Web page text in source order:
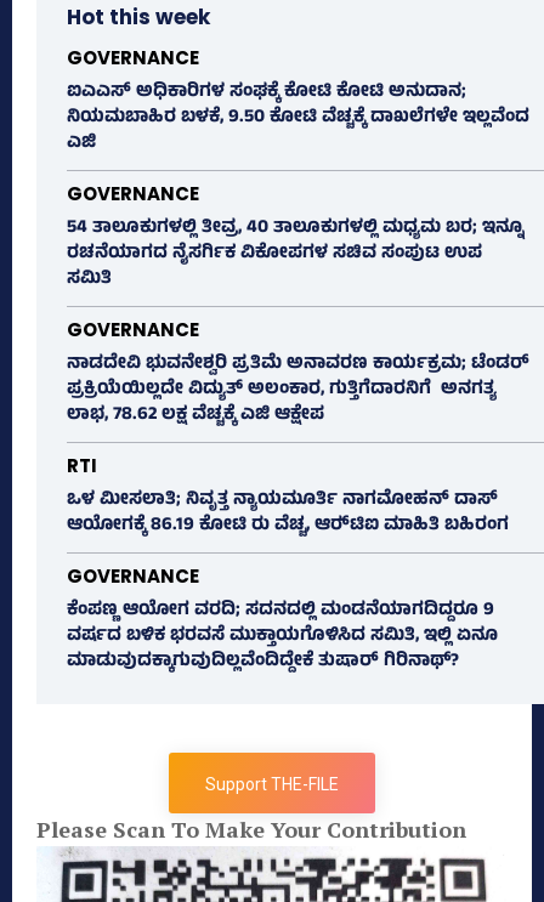
Hot this week
GOVERNANCE
ಐಎಎಸ್‌ ಅಧಿಕಾರಿಗಳ ಸಂಘಕ್ಕೆ ಕೋಟಿ ಕೋಟಿ ಅನುದಾನ;
ನಿಯಮಬಾಹಿರ ಬಳಕೆ, 9.50 ಕೋಟಿ ವೆಚ್ಚಕ್ಕೆ ದಾಖಲೆಗಳೇ ಇಲ್ಲವೆಂದ
ಎಜಿ
GOVERNANCE
54 ತಾಲೂಕುಗಳಲ್ಲಿ ತೀವ್ರ, 40 ತಾಲೂಕುಗಳಲ್ಲಿ ಮಧ್ಯಮ ಬರ; ಇನ್ನೂ
ರಚನೆಯಾಗದ ನೈಸರ್ಗಿಕ ವಿಕೋಪಗಳ ಸಚಿವ ಸಂಪುಟ ಉಪ
ಸಮಿತಿ
GOVERNANCE
ನಾಡದೇವಿ ಭುವನೇಶ್ವರಿ ಪ್ರತಿಮೆ ಅನಾವರಣ ಕಾರ್ಯಕ್ರಮ; ಟೆಂಡರ್
ಪ್ರಕ್ರಿಯೆಯಿಲ್ಲದೇ ವಿದ್ಯುತ್‌ ಅಲಂಕಾರ, ಗುತ್ತಿಗೆದಾರನಿಗೆ ಅನಗತ್ಯ
ಲಾಭ, 78.62 ಲಕ್ಷ ವೆಚ್ಚಕ್ಕೆ ಎಜಿ ಆಕ್ಷೇಪ
RTI
ಒಳ ಮೀಸಲಾತಿ; ನಿವೃತ್ತ ನ್ಯಾಯಮೂರ್ತಿ ನಾಗಮೋಹನ್ ದಾಸ್
ಆಯೋಗಕ್ಕೆ 86.19 ಕೋಟಿ ರು ವೆಚ್ಚ, ಆರ್‍‌ಟಿಐ ಮಾಹಿತಿ ಬಹಿರಂಗ
GOVERNANCE
ಕೆಂಪಣ್ಣ ಆಯೋಗ ವರದಿ; ಸದನದಲ್ಲಿ ಮಂಡನೆಯಾಗದಿದ್ದರೂ 9
ವರ್ಷದ ಬಳಿಕ ಭರವಸೆ ಮುಕ್ತಾಯಗೊಳಿಸಿದ ಸಮಿತಿ, ಇಲ್ಲಿ ಏನೂ
ಮಾಡುವುದಕ್ಕಾಗುವುದಿಲ್ಲವೆಂದಿದ್ದೇಕೆ ತುಷಾರ್ ಗಿರಿನಾಥ್?
Support THE-FILE
Please Scan To Make Your Contribution